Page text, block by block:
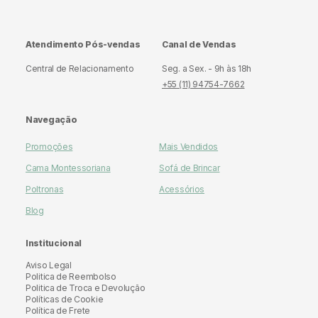
Atendimento Pós-vendas
Central de Relacionamento
Canal de Vendas
Seg. a Sex. - 9h às 18h
+55 (11) 94754-7662
Navegação
Promoções
Mais Vendidos
Cama Montessoriana
Sofá de Brincar
Poltronas
Acessórios
Blog
Institucional
Aviso Legal
Politica de Reembolso
Politica de Troca e Devolução
Políticas de Cookie
Política de Frete